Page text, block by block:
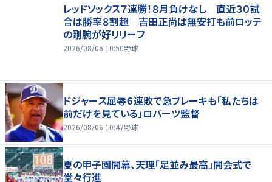
レッドソックス７連勝！８月負けなし 直近３０試
合は勝率８割超 吉田正尚は無安打も前ロッテ
の剛腕が好リリーフ
2026/08/06 10:50野球
ドジャース屈辱６連敗で急ブレーキも「私たちは
前だけを見ている」ロバーツ監督
2026/08/06 10:47野球
夏の甲子園開幕、天理「足並み最高」開会式で
堂々行進